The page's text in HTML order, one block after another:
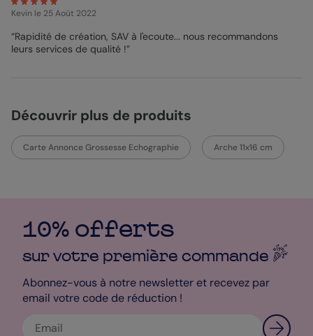
Kevin le 25 Août 2022
“Rapidité de création, SAV à l'ecoute... nous recommandons
leurs services de qualité !”
Découvrir plus de produits
Carte Annonce Grossesse Echographie Arche 11x16 cm
10% offerts
sur votre première commande
Abonnez-vous à notre newsletter et recevez par
email votre code de réduction !